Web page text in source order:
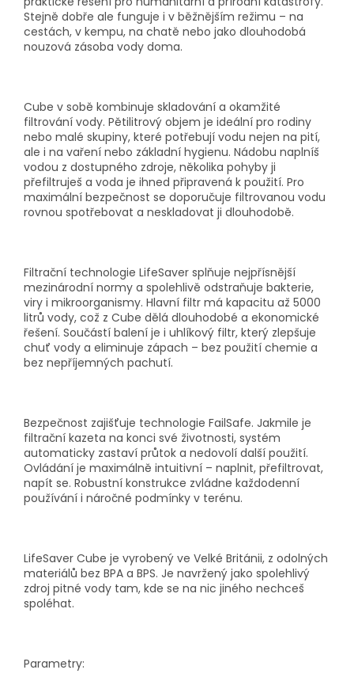
Stejně dobře ale funguje i v běžnějším režimu – na
cestách, v kempu, na chatě nebo jako dlouhodobá
nouzová zásoba vody doma.
Cube v sobě kombinuje skladování a okamžité
filtrování vody. Pětilitrový objem je ideální pro rodiny
nebo malé skupiny, které potřebují vodu nejen na pití,
ale i na vaření nebo základní hygienu. Nádobu naplníš
vodou z dostupného zdroje, několika pohyby ji
přefiltruješ a voda je ihned připravená k použití. Pro
maximální bezpečnost se doporučuje filtrovanou vodu
rovnou spotřebovat a neskladovat ji dlouhodobě.
Filtrační technologie LifeSaver splňuje nejpřísnější
mezinárodní normy a spolehlivě odstraňuje bakterie,
viry i mikroorganismy. Hlavní filtr má kapacitu až 5000
litrů vody, což z Cube dělá dlouhodobé a ekonomické
řešení. Součástí balení je i uhlíkový filtr, který zlepšuje
chuť vody a eliminuje zápach – bez použití chemie a
bez nepříjemných pachutí.
Bezpečnost zajišťuje technologie FailSafe. Jakmile je
filtrační kazeta na konci své životnosti, systém
automaticky zastaví průtok a nedovolí další použití.
Ovládání je maximálně intuitivní – naplnit, přefiltrovat,
napít se. Robustní konstrukce zvládne každodenní
používání i náročné podmínky v terénu.
LifeSaver Cube je vyrobený ve Velké Británii, z odolných
materiálů bez BPA a BPS. Je navržený jako spolehlivý
zdroj pitné vody tam, kde se na nic jiného nechceš
spoléhat.
Parametry: